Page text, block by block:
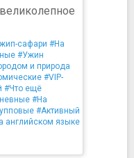
сафари #На
#Ужин
и природа
#VIP-
#Что ещё
#На
#Активный
английском языке